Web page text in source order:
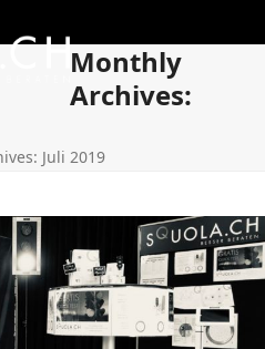
Monthly
Archives:
Juli 2019